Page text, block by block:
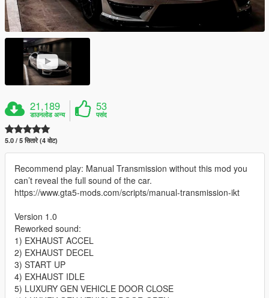
21,189
डाउनलोड अन्य
53
पसंद
5.0 / 5 सितारे (4 वोट)
Recommend play: Manual Transmission without this mod you
can’t reveal the full sound of the car.
https://www.gta5-mods.com/scripts/manual-transmission-ikt
Version 1.0
Reworked sound:
1) EXHAUST ACCEL
2) EXHAUST DECEL
3) START UP
4) EXHAUST IDLE
5) LUXURY GEN VEHICLE DOOR CLOSE